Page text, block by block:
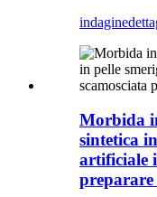
indagine
Morbida
sintetica
artificiale
preparare